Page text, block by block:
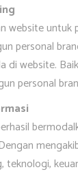
website
personal
di website.
personal
teknologi,